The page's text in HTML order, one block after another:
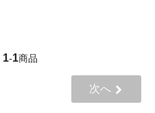
1-1商品
次へ